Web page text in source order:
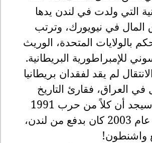
التي ولدت في لندن يدها
المال في نيويورك، وترتب
بالولايات المتحدة، الوريث
للإمبراطورية البريطانية.
لم يقد لفقدان بريطانيا
في العراق، فقارئ التاريخ
والباحث فيه سيجد أن كلاً من حرب 1991
وغزو العراق عام 2003 كان بدفع من لندن،
واشنطون!